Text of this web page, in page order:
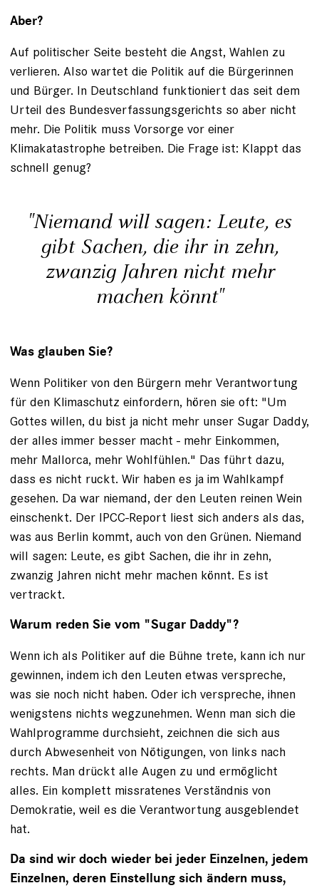
Aber?
Auf politischer Seite besteht die Angst, Wahlen zu
verlieren. Also wartet die Politik auf die Bürgerinnen
und Bürger. In Deutschland funktioniert das seit dem
Urteil des Bundesverfassungsgerichts so aber nicht
mehr. Die Politik muss Vorsorge vor einer
Klimakatastrophe betreiben. Die Frage ist: Klappt das
schnell genug?
"Niemand will sagen: Leute, es
gibt Sachen, die ihr in zehn,
zwanzig Jahren nicht mehr
machen könnt"
Was glauben Sie?
Wenn Politiker von den Bürgern mehr Verantwortung
für den Klimaschutz einfordern, hören sie oft: "Um
Gottes willen, du bist ja nicht mehr unser Sugar Daddy,
der alles immer besser macht - mehr Einkommen,
mehr Mallorca, mehr Wohlfühlen." Das führt dazu,
dass es nicht ruckt. Wir haben es ja im Wahlkampf
gesehen. Da war niemand, der den Leuten reinen Wein
einschenkt. Der IPCC-Report liest sich anders als das,
was aus Berlin kommt, auch von den Grünen. Niemand
will sagen: Leute, es gibt Sachen, die ihr in zehn,
zwanzig Jahren nicht mehr machen könnt. Es ist
vertrackt.
Warum reden Sie vom "Sugar Daddy"?
Wenn ich als Politiker auf die Bühne trete, kann ich nur
gewinnen, indem ich den Leuten etwas verspreche,
was sie noch nicht haben. Oder ich verspreche, ihnen
wenigstens nichts wegzunehmen. Wenn man sich die
Wahlprogramme durchsieht, zeichnen die sich aus
durch Abwesenheit von Nötigungen, von links nach
rechts. Man drückt alle Augen zu und ermöglicht
alles. Ein komplett missratenes Verständnis von
Demokratie, weil es die Verantwortung ausgeblendet
hat.
Da sind wir doch wieder bei jeder Einzelnen, jedem
Einzelnen, deren Einstellung sich ändern muss,